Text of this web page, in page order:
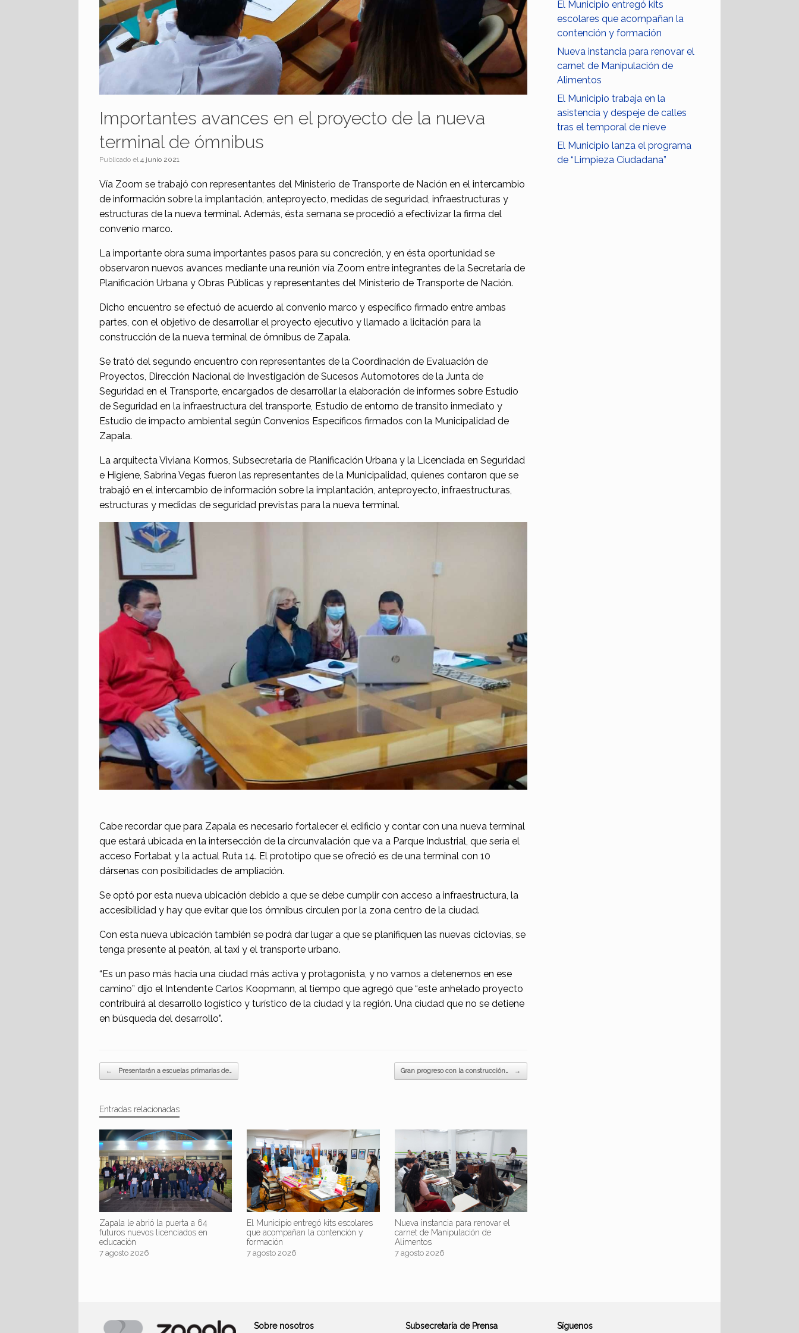
Importantes avances en el proyecto de la nueva
terminal de ómnibus
Publicado el4 junio 2021
Vía Zoom se trabajó con representantes del Ministerio de Transporte de Nación en el intercambio
de información sobre la implantación, anteproyecto, medidas de seguridad, infraestructuras y
estructuras de la nueva terminal. Además, ésta semana se procedió a efectivizar la firma del
convenio marco.
La importante obra suma importantes pasos para su concreción, y en ésta oportunidad se
observaron nuevos avances mediante una reunión vía Zoom entre integrantes de la Secretaría de
Planificación Urbana y Obras Públicas y representantes del Ministerio de Transporte de Nación.
Dicho encuentro se efectuó de acuerdo al convenio marco y específico firmado entre ambas
partes, con el objetivo de desarrollar el proyecto ejecutivo y llamado a licitación para la
construcción de la nueva terminal de ómnibus de Zapala.
Se trató del segundo encuentro con representantes de la Coordinación de Evaluación de
Proyectos, Dirección Nacional de Investigación de Sucesos Automotores de la Junta de
Seguridad en el Transporte, encargados de desarrollar la elaboración de informes sobre Estudio
de Seguridad en la infraestructura del transporte, Estudio de entorno de transito inmediato y
Estudio de impacto ambiental según Convenios Específicos firmados con la Municipalidad de
Zapala.
La arquitecta Viviana Kormos, Subsecretaria de Planificación Urbana y la Licenciada en Seguridad
e Higiene, Sabrina Vegas fueron las representantes de la Municipalidad, quienes contaron que se
trabajó en el intercambio de información sobre la implantación, anteproyecto, infraestructuras,
estructuras y medidas de seguridad previstas para la nueva terminal.
Cabe recordar que para Zapala es necesario fortalecer el edificio y contar con una nueva terminal
que estará ubicada en la intersección de la circunvalación que va a Parque Industrial, que sería el
acceso Fortabat y la actual Ruta 14. El prototipo que se ofreció es de una terminal con 10
dársenas con posibilidades de ampliación.
Se optó por esta nueva ubicación debido a que se debe cumplir con acceso a infraestructura, la
accesibilidad y hay que evitar que los ómnibus circulen por la zona centro de la ciudad.
Con esta nueva ubicación también se podrá dar lugar a que se planifiquen las nuevas ciclovías, se
tenga presente al peatón, al taxi y el transporte urbano.
“Es un paso más hacia una ciudad más activa y protagonista, y no vamos a detenernos en ese
camino” dijo el Intendente Carlos Koopmann, al tiempo que agregó que “este anhelado proyecto
contribuirá al desarrollo logístico y turístico de la ciudad y la región. Una ciudad que no se detiene
en búsqueda del desarrollo”.
Navegador de artículos
← Presentarán a escuelas primarias de… Gran progreso con la construcción… →
Entradas relacionadas
Zapala le abrió la puerta a 64
futuros nuevos licenciados en
educación
7 agosto 2026
El Municipio entregó kits escolares
que acompañan la contención y
formación
7 agosto 2026
Nueva instancia para renovar el
carnet de Manipulación de
Alimentos
7 agosto 2026
El Municipio entregó kits
escolares que acompañan la
contención y formación
Nueva instancia para renovar el
carnet de Manipulación de
Alimentos
El Municipio trabaja en la
asistencia y despeje de calles
tras el temporal de nieve
El Municipio lanza el programa
de “Limpieza Ciudadana”
Sobre nosotros Subsecretaría de Prensa Síguenos